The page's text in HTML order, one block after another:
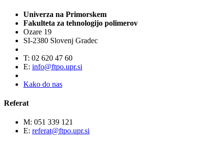
Univerza na Primorskem
Fakulteta za tehnologijo polimerov
Ozare 19
SI-2380 Slovenj Gradec
T: 02 620 47 60
E: info@ftpo.upr.si
Kako do nas
Referat
M: 051 339 121
E: referat@ftpo.upr.si